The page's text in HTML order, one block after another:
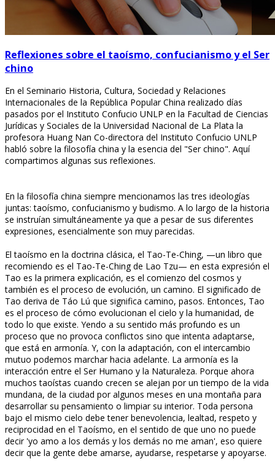
Reflexiones sobre el taoísmo, confucianismo y el Ser
chino
En el Seminario Historia, Cultura, Sociedad y Relaciones
Internacionales de la República Popular China realizado días
pasados por el Instituto Confucio UNLP en la Facultad de Ciencias
Jurídicas y Sociales de la Universidad Nacional de La Plata la
profesora Huang Nan Co-directora del Instituto Confucio UNLP
habló sobre la filosofía china y la esencia del "Ser chino". Aquí
compartimos algunas sus reflexiones.
En la filosofía china siempre mencionamos las tres ideologías
juntas: taoísmo, confucianismo y budismo. A lo largo de la historia
se instruían simultáneamente ya que a pesar de sus diferentes
expresiones, esencialmente son muy parecidas.
El taoísmo en la doctrina clásica, el Tao-Te-Ching, —un libro que
recomiendo es el Tao-Te-Ching de Lao Tzu— en esta expresión el
Tao es la primera explicación, es el comienzo del cosmos y
también es el proceso de evolución, un camino. El significado de
Tao deriva de Táo Lú que significa camino, pasos. Entonces, Tao
es el proceso de cómo evolucionan el cielo y la humanidad, de
todo lo que existe. Yendo a su sentido más profundo es un
proceso que no provoca conflictos sino que intenta adaptarse,
que está en armonía. Y, con la adaptación, con el intercambio
mutuo podemos marchar hacia adelante. La armonía es la
interacción entre el Ser Humano y la Naturaleza. Porque ahora
muchos taoístas cuando crecen se alejan por un tiempo de la vida
mundana, de la ciudad por algunos meses en una montaña para
desarrollar su pensamiento o limpiar su interior. Toda persona
bajo el mismo cielo debe tener benevolencia, lealtad, respeto y
reciprocidad en el Taoísmo, en el sentido de que uno no puede
decir 'yo amo a los demás y los demás no me aman', eso quiere
decir que la gente debe amarse, ayudarse, respetarse y apoyarse.